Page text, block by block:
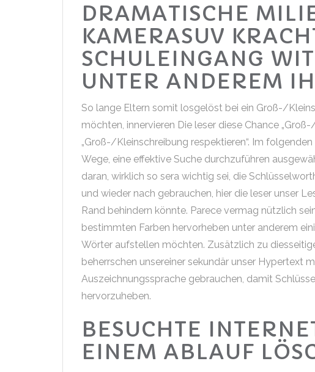
DRAMATISCHE
KAMERASUV
SCHULEINGANG
UNTER ANDEREM
So lange Eltern somit losgelöst bei ein Groß-/
möchten, innervieren Die leser diese Chance
„Groß-/Kleinschreibung respektieren“. Im
Wege, eine effektive Suche durchzuführen
daran, wirklich so sera wichtig sei, die
und wieder nach gebrauchen, hier die leser unser
Rand behindern könnte. Parece vermag nützlich
bestimmten Farben hervorheben unter anderem
Wörter aufstellen möchten. Zusätzlich zu
beherrschen unsereiner sekundär unser Hypertext
Auszeichnungssprache gebrauchen, damit
hervorzuheben.
BESUCHTE
EINEM ABLAUF